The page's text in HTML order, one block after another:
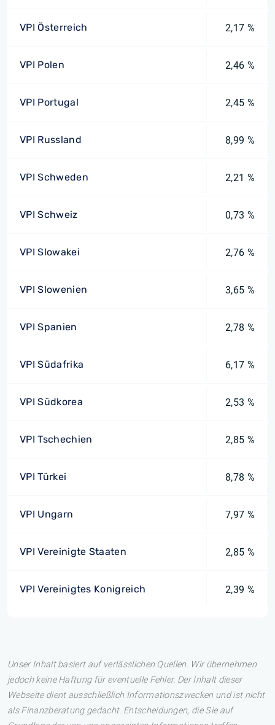
VPI Österreich 2,17 %
VPI Polen 2,46 %
VPI Portugal 2,45 %
VPI Russland 8,99 %
VPI Schweden 2,21 %
VPI Schweiz 0,73 %
VPI Slowakei 2,76 %
VPI Slowenien 3,65 %
VPI Spanien 2,78 %
VPI Südafrika 6,17 %
VPI Südkorea 2,53 %
VPI Tschechien 2,85 %
VPI Türkei 8,78 %
VPI Ungarn 7,97 %
VPI Vereinigte Staaten 2,85 %
VPI Vereinigtes Konigreich 2,39 %
Unser Inhalt basiert auf verlässlichen Quellen. Wir übernehmen
jedoch keine Haftung für eventuelle Fehler. Der Inhalt dieser
Webseite dient ausschließlich Informationszwecken und ist nicht
als Finanzberatung gedacht. Entscheidungen, die Sie auf